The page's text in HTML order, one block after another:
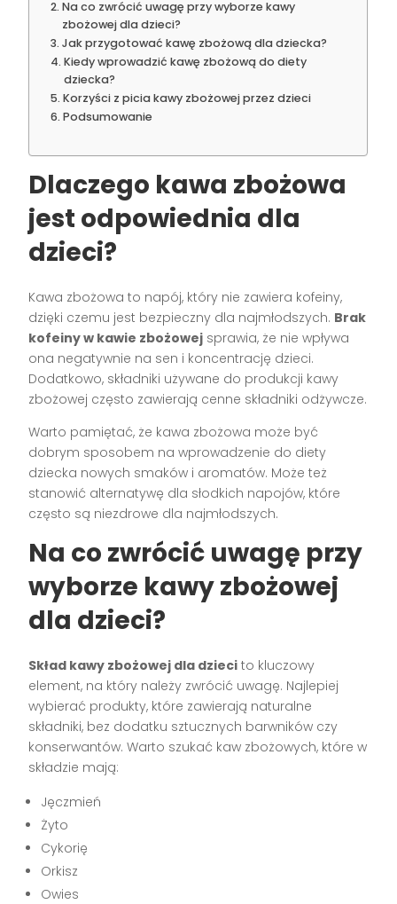
Na co zwrócić uwagę przy wyborze kawy
zbożowej dla dzieci?
Jak przygotować kawę zbożową dla dziecka?
Kiedy wprowadzić kawę zbożową do diety
dziecka?
Korzyści z picia kawy zbożowej przez dzieci
Podsumowanie
Dlaczego kawa zbożowa
jest odpowiednia dla
dzieci?
Kawa zbożowa to napój, który nie zawiera kofeiny,
dzięki czemu jest bezpieczny dla najmłodszych. Brak
kofeiny w kawie zbożowej sprawia, że nie wpływa
ona negatywnie na sen i koncentrację dzieci.
Dodatkowo, składniki używane do produkcji kawy
zbożowej często zawierają cenne składniki odżywcze.
Warto pamiętać, że kawa zbożowa może być
dobrym sposobem na wprowadzenie do diety
dziecka nowych smaków i aromatów. Może też
stanowić alternatywę dla słodkich napojów, które
często są niezdrowe dla najmłodszych.
Na co zwrócić uwagę przy
wyborze kawy zbożowej
dla dzieci?
Skład kawy zbożowej dla dzieci to kluczowy
element, na który należy zwrócić uwagę. Najlepiej
wybierać produkty, które zawierają naturalne
składniki, bez dodatku sztucznych barwników czy
konserwantów. Warto szukać kaw zbożowych, które w
składzie mają:
Jęczmień
Żyto
Cykorię
Orkisz
Owies